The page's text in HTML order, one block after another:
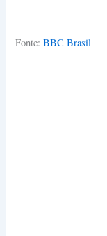
Fonte:BBC Brasil